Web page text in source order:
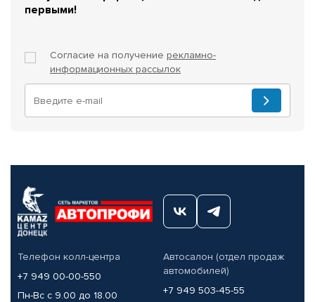
первыми!
Согласие на получение рекламно-
информационных рассылок
Телефон колл-центра
+7 949 00-00-550
Пн-Вс с 9.00 до 18.00
Автосалон (отдел продаж
автомобилей)
+7 949 503-45-55